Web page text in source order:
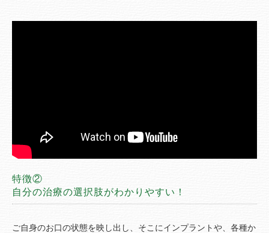
特徴②
自分の治療の選択肢がわかりやすい！
ご自身のお口の状態を映し出し、そこにインプラントや、各種か